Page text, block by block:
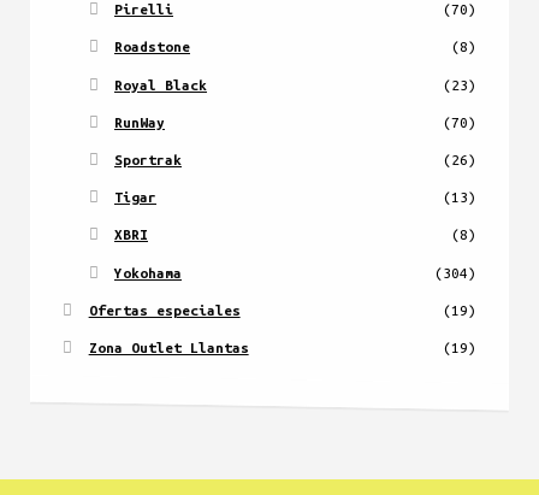
Pirelli (70)
Roadstone (8)
Royal Black (23)
RunWay (70)
Sportrak (26)
Tigar (13)
XBRI (8)
Yokohama (304)
Ofertas especiales (19)
Zona Outlet Llantas (19)